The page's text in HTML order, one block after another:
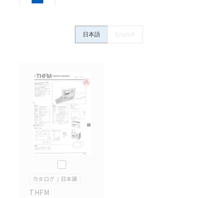
ていることを、必ず事前に確認してください。
ン事例は参考用ですので、ご採用に際しては機器・装
置の機能や安全性をご確認のうえご使用ください。・
記載されているサービス内容や連絡先等は作成当時の
ものであり、変更・改定させていただいている可能性
があります。改めて当サイトの掲載内容をご確認のう
え、ご用命下さいますようお願いいたします。
日本語 English
このカタログを選択
カタログ 日本語
THFM